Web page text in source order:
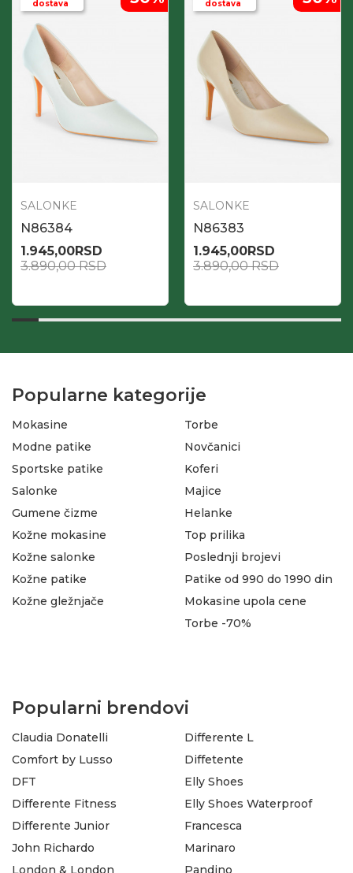
dostava
SALONKE
N86384
1.945,00RSD
3.890,00RSD
dostava
SALONKE
N86383
1.945,00RSD
3.890,00RSD
Popularne kategorije
Mokasine
Modne patike
Sportske patike
Salonke
Gumene čizme
Torbe
Novčanici
Koferi
Majice
Helanke
Kožne mokasine
Kožne salonke
Kožne patike
Kožne gležnjače
Top prilika
Poslednji brojevi
Patike od 990 do 1990 din
Mokasine upola cene
Torbe -70%
Popularni brendovi
Claudia Donatelli
Comfort by Lusso
DFT
Differente Fitness
Differente Junior
Differente L
Diffetente
Elly Shoes
Elly Shoes Waterproof
Francesca
John Richardo
London & London
Marinaro
Pandino